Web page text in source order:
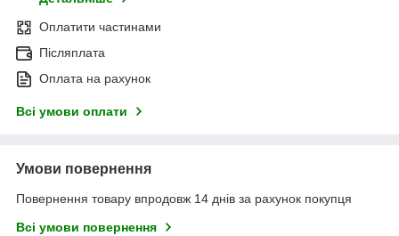
Оплатити частинами
Післяплата
Оплата на рахунок
Всі умови оплати
Умови повернення
Повернення товару впродовж 14 днів за рахунок покупця
Всі умови повернення